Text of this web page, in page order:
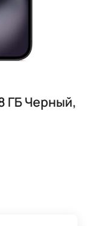
ГБ Черный,